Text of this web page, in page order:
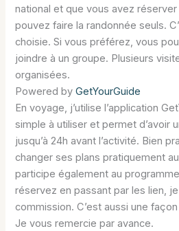
national et que vous avez
pouvez faire la randonnée seuls.
choisie. Si vous préférez, vous
joindre à un groupe. Plusieurs
organisées.
Powered byGetYourGuide
En voyage, j’utilise l’application
simple à utiliser et permet d’avoir
jusqu’à 24h avant l’activité. Bien
changer ses plans pratiquement
participe également au
réservez en passant par les lien,
commission. C’est aussi une
Je vous remercie par avance.